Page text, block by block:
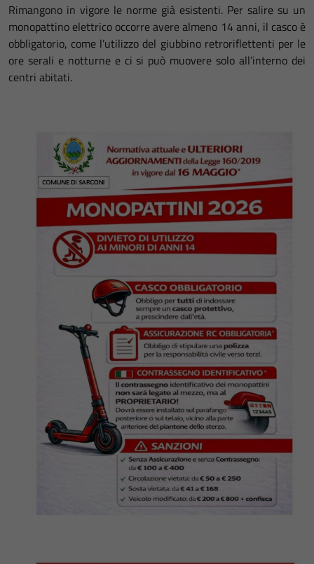
Rimangono in vigore le norme già esistenti. Per salire su un
monopattino elettrico occorre avere almeno 14 anni, il casco è
obbligatorio, come l’utilizzo del giubbino retroriflettenti per le
ore serali e notturne e ci si può muovere solo all’interno dei
centri abitati.